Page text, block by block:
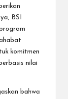
BSI
komitmen
nilai
bahwa